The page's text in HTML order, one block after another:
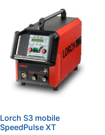
Lorch S3 mobile
SpeedPulse XT